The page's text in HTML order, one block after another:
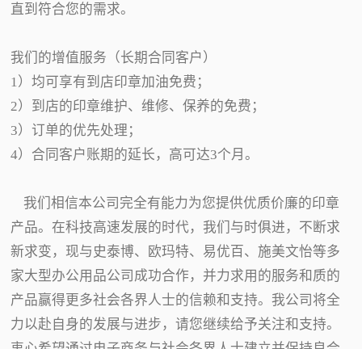
直到符合您的需求。
我们的增值服务（长期合同客户）
1）均可享有到店印章加油免费；
2）到店的印章维护、维修、保养的免费；
3）订单的优先处理；
4）合同客户账期的延长，高可达3个月。
我们相信本公司完全有能力为您提供优质价廉的印章
产品。在科技高速发展的时代，我们与时俱进，不断求
新求变，现与史泰博、欧玛特、易优百、施美文怡等多
家大型办公用品公司成功合作，并力求用的服务和质的
产品赢得更多社会各界人士的信赖和支持。我公司将全
力以赴自身的发展与进步，请您继续给予关注和支持。